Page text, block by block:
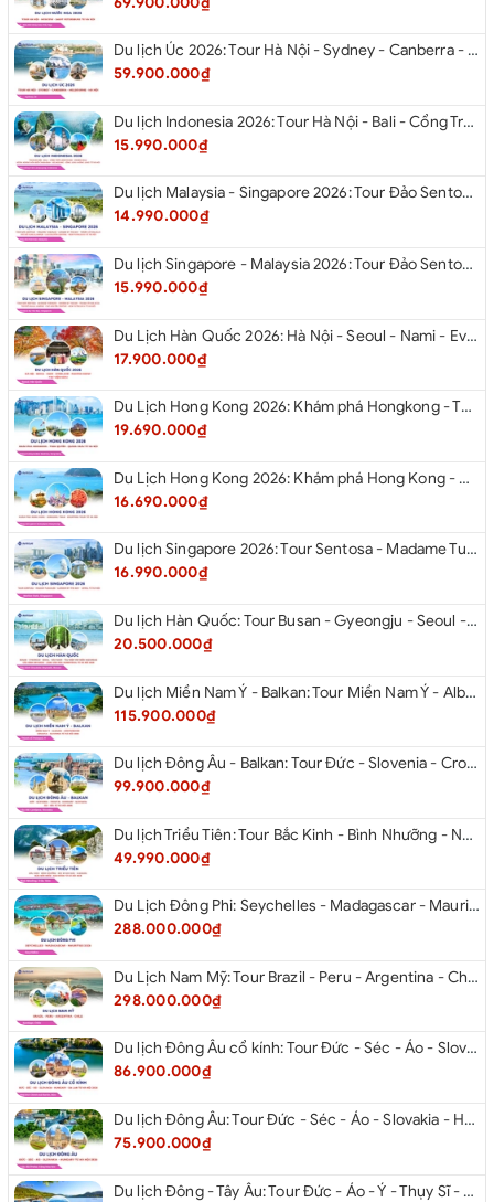
Du lịch Úc 2026: Tour Hà Nội - Sydney - Canberra - Melbourne - Hà Nội
59.900.000₫
Du lịch Indonesia 2026: Tour Hà Nội - Bali - Cổng Trời Lempuyang - Swings Bali - Ngắm hoàng hôn biển Jimbaran - Kelingking - Sống Lưng Khủng Long từ Hà Nội
15.990.000₫
Du lịch Malaysia - Singapore 2026: Tour Đảo Sentosa - Madame Tussause - Garden By The Bay - Thành Cổ Malacca - Thủ Đô Kualalumpur - Cao Nguyên Genting - New Putrajaya từ Hà Nội
14.990.000₫
Du lịch Singapore - Malaysia 2026: Tour Đảo Sentosa - Madame Tussauds - Garden By The Bay - Thành cổ Malacca - Thủ đô Kuala Lumpur - Cao nguyên Genting - New Putrajaya từ Hà Nội
15.990.000₫
Du Lịch Hàn Quốc 2026: Hà Nội - Seoul - Nami - Everland - Painter Show - Thư Viện Sách
17.900.000₫
Du Lịch Hong Kong 2026: Khám phá Hongkong - Thâm Quyến - Quảng Châu từ Hà Nội
19.690.000₫
Du Lịch Hong Kong 2026: Khám phá Hong Kong - Dingding Tram - Shopping Tour từ Hà Nội
16.690.000₫
Du lịch Singapore 2026: Tour Sentosa - Madame Tussauds - Garden By The Bay - Jewel từ Hà Nội
16.990.000₫
Du lịch Hàn Quốc: Tour Busan - Gyeongju - Seoul - Đảo Nami - Tàu Điện Ven Biển Haeundae - Cầu Kính Oryukdo - Làng Văn Hóa Huinnyeoul từ Hà Nội 2026
20.500.000₫
Du lịch Miền Nam Ý - Balkan: Tour Miền Nam Ý - Albania - Montenegro - Croatia - Slovenia từ Hà Nội 2026
115.900.000₫
Du lịch Đông Âu - Balkan: Tour Đức - Slovenia - Croatia - Hungary - Slovakia - Áo - Séc từ Hà Nội 2026
99.900.000₫
Du lịch Triều Tiên: Tour Bắc Kinh - Bình Nhưỡng - Núi Myohyang - Kaesong - Bàn Môn Điếm - Đan Đông từ Hà Nội 2026
49.990.000₫
Du Lịch Đông Phi: Seychelles - Madagascar - Mauritius 2026
288.000.000₫
Du Lịch Nam Mỹ: Tour Brazil - Peru - Argentina - Chile 2026
298.000.000₫
Du lịch Đông Âu cổ kính: Tour Đức - Séc - Áo - Slovakia - Hungary - Ba Lan từ Hà Nội 2026
86.900.000₫
Du lịch Đông Âu: Tour Đức - Séc - Áo - Slovakia - Hungary từ Hà Nội 2026
75.900.000₫
Du lịch Đông - Tây Âu: Tour Đức - Áo - Ý - Thụy Sĩ - Pháp từ Hà Nội 2026